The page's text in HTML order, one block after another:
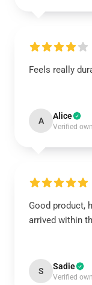
Feels really
A Alice
Verified
Good product,
arrived within
S Sadie
Verified